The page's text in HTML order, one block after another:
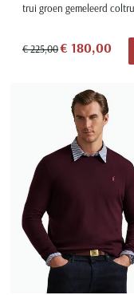
€ 225,00€ 180,00